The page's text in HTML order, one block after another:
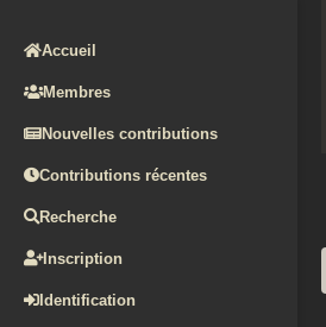
Accueil
Membres
Nouvelles contributions
Contributions récentes
Recherche
Inscription
Identification